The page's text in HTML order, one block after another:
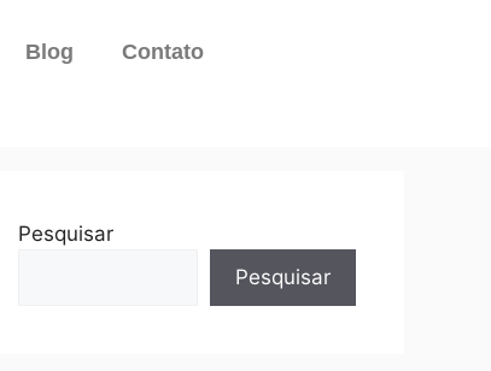
Blog Contato
Pesquisar
Pesquisar